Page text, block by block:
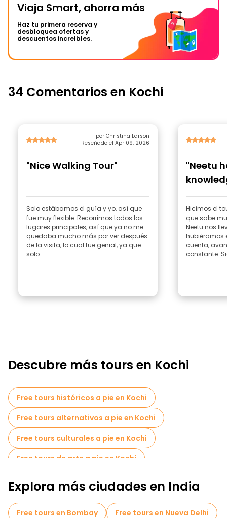
Viaja Smart, ahorra más
Haz tu primera reserva y
desbloquea ofertas y
descuentos increíbles.
34 Comentarios en Kochi
por Christina Larson
Reseñado el Apr 09, 2026
"Nice Walking Tour"
Solo estábamos el guía y yo, así que
fue muy flexible. Recorrimos todos los
lugares principales, así que ya no me
quedaba mucho más por ver después
de la visita, lo cual fue genial, ya que
solo...
"Neetu
Hicimos el
que sabe
Neetu nos
hubiéramos
cuenta,
constante.
Descubre más tours en Kochi
Free tours históricos a pie en Kochi
Free tours alternativos a pie en Kochi
Free tours culturales a pie en Kochi
Free tours de arte a pie en Kochi
Free tours a pie para familias en Kochi
Explora más ciudades en India
Free tours en Bombay
Free tours en Nueva Delhi